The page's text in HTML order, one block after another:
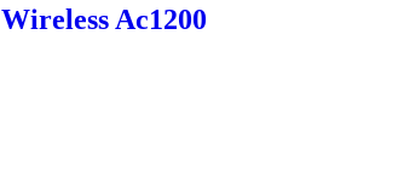
Wireless Ac1200